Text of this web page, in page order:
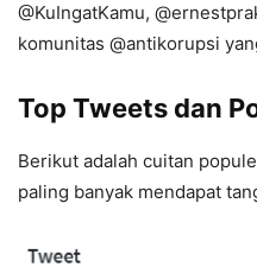
@KuIngatKamu,
komunitas @antikorupsi
Top Tweets dan
Berikut adalah cuitan
paling banyak mendapat